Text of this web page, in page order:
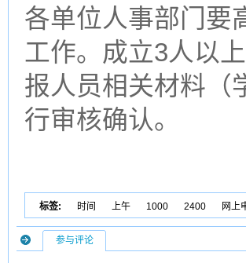
各单位人事部门要
工作。成立3人以
报人员相关材料（
行审核确认。
标签: 时间 上午 1000 2400 网上
参与评论